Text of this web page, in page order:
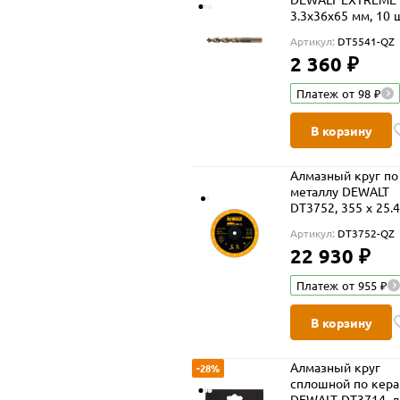
3.3x36x65 мм, 10
Артикул: DT5541-QZ
2 360 ₽
Платеж от 98 ₽
В корзину
Алмазный круг по
металлу DEWALT
DT3752, 355 x
Артикул: DT3752-QZ
22 930 ₽
Платеж от 955 ₽
В корзину
-28%
Алмазный круг
сплошной по